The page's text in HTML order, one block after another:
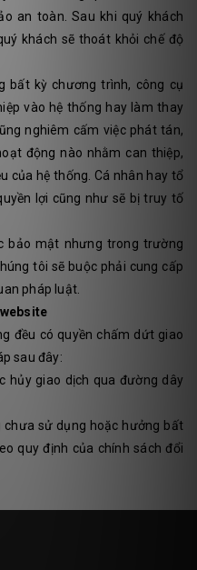
an toàn. Sau khi quý khách
khách sẽ thoát khỏi chế độ
bất kỳ chương trình, công cụ
vào hệ thống hay làm thay
nghiêm cấm việc phát tán,
động nào nhằm can thiệp,
của hệ thống. Cá nhân hay tổ
lợi cũng như sẽ bị truy tố
bảo mật nhưng trong trường
tôi sẽ buộc phải cung cấp
pháp luật.
đều có quyền chấm dứt giao
sau đây:
hủy giao dịch qua đường dây
chưa sử dụng hoặc hưởng bất
quy định của chính sách đổi